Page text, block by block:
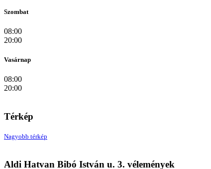
Szombat
08:00
20:00
Vasárnap
08:00
20:00
Térkép
Nagyobb térkép
Aldi Hatvan Bibó István u. 3. vélemények